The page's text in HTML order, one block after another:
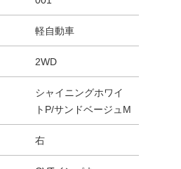
軽自動車
2WD
シャイニングホワイ
トP/サンドベージュM
右